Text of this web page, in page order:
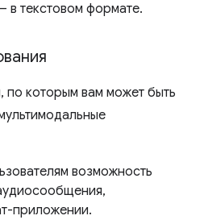
в текстовом формате.
по которым вам может быть
возможность
приложении.